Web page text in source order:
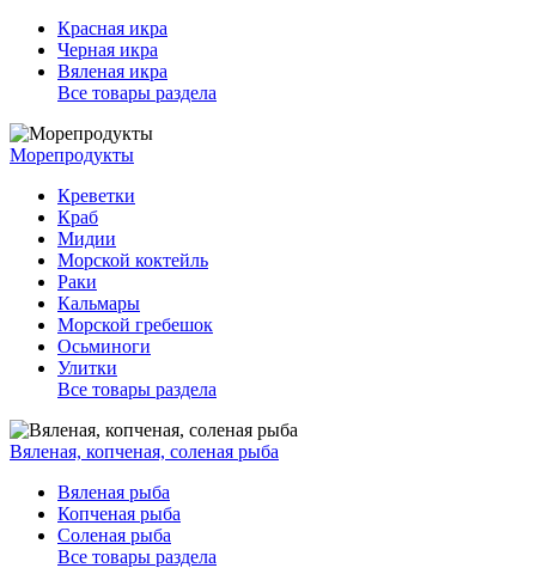
Красная икра
Черная икра
Вяленая икра
Все товары раздела
Морепродукты
Креветки
Краб
Мидии
Морской коктейль
Раки
Кальмары
Морской гребешок
Осьминоги
Улитки
Все товары раздела
Вяленая, копченая, соленая рыба
Вяленая рыба
Копченая рыба
Соленая рыба
Все товары раздела